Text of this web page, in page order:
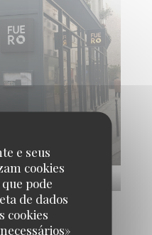
e seus
cookies
pode
de dados
cookies